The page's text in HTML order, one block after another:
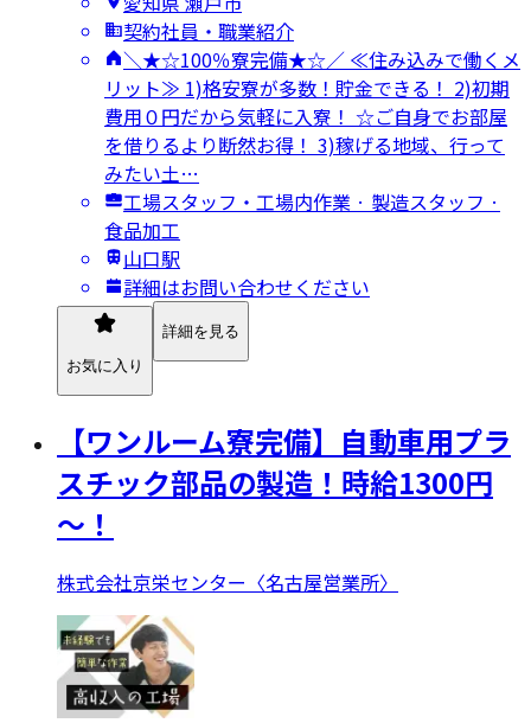
契約社員・職業紹介
＼★☆100％寮完備★☆／ ≪住み込みで働くメ
リット≫ 1)格安寮が多数！貯金できる！ 2)初期
費用０円だから気軽に入寮！ ☆ご自身でお部屋
を借りるより断然お得！ 3)稼げる地域、行って
みたい土…
工場スタッフ・工場内作業 · 製造スタッフ ·
食品加工
山口駅
詳細はお問い合わせください
お気に入り
詳細を見る
【ワンルーム寮完備】自動車用プラ
スチック部品の製造！時給1300円
～！
株式会社京栄センター〈名古屋営業所〉